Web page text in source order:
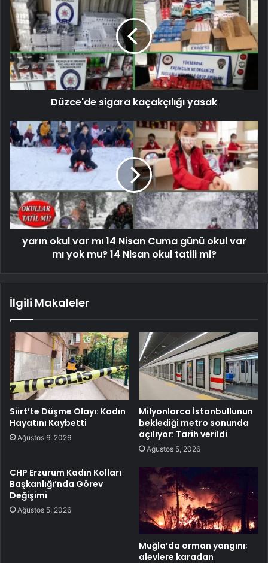
Düzce'de sigara kaçakçılığı yasak
yarın okul var mı 14 Nisan Cuma günü okul var
mı yok mu? 14 Nisan okul tatili mi?
İlgili Makaleler
Siirt’te Düşme Olayı: Kadın
Hayatını Kaybetti
Ağustos 6, 2026
Milyonlarca İstanbullunun
beklediği metro sonunda
açılıyor: Tarih verildi
Ağustos 5, 2026
CHP Erzurum Kadın Kolları
Başkanlığı’nda Görev
Değişimi
Ağustos 5, 2026
Muğla’da orman yangını;
alevlere karadan